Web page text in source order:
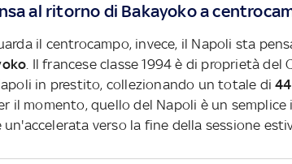
al ritorno di Bakayoko a
il centrocampo, invece, il Napoli sta
. Il francese classe 1994 è di proprietà del
in prestito, collezionando un totale di
il momento, quello del Napoli è un semplice
un'accelerata verso la fine della sessione